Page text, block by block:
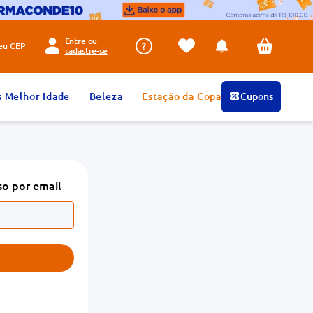
CEP
Entre ou
cadastre-se
Melhor Idade Beleza Estação da Copa Cupons
por email